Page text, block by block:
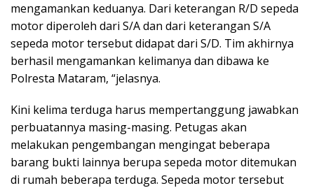
mengamankan keduanya. Dari keterangan R/D sepeda
motor diperoleh dari S/A dan dari keterangan S/A
sepeda motor tersebut didapat dari S/D. Tim akhirnya
berhasil mengamankan kelimanya dan dibawa ke
Polresta Mataram, “jelasnya.
Kini kelima terduga harus mempertanggung jawabkan
perbuatannya masing-masing. Petugas akan
melakukan pengembangan mengingat beberapa
barang bukti lainnya berupa sepeda motor ditemukan
di rumah beberapa terduga. Sepeda motor tersebut